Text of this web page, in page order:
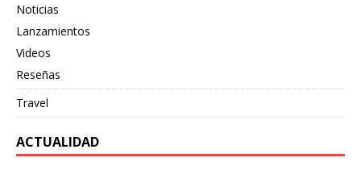
Noticias
Lanzamientos
Videos
Reseñas
Travel
ACTUALIDAD